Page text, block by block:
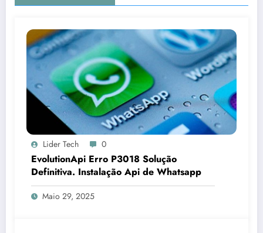
Lider Tech 0
EvolutionApi Erro P3018 Solução
Definitiva. Instalação Api de Whatsapp
Maio 29, 2025